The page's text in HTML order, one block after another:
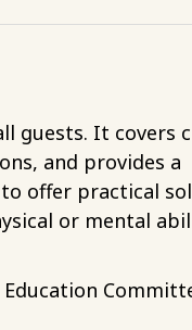
guests. It covers
and provides a
offer practical
or mental